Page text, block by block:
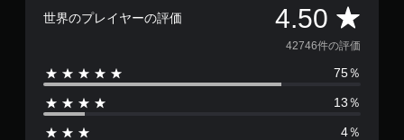
世界のプレイヤーの評価 4.50 評
価
数
は
42746件の評価
75％
13％
4％